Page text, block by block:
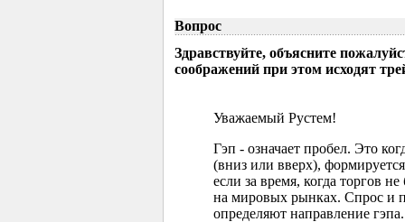
Вопрос
Здравствуйте, объясните
соображений при этом исходят
Уважаемый Рустем!
Гэп - означает пробел. Это
(вниз или вверх),
если за время, когда торгов
на мировых рынках. Спрос и
определяют направление гэпа.